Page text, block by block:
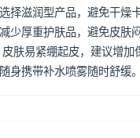
择滋润型产品，避免干燥
少厚重护肤品，避免皮肤
肤易紧绷起皮，建议增加
身携带补水喷雾随时舒缓。